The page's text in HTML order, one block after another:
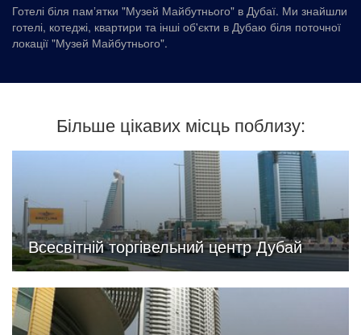
Готелі біля памʼятки "Музей Майбутнього" в Дубаї. Ми знайшли
готелі, котеджі, квартири та інші об'єкти в Дубаю біля поточної
локації "Музей Майбутнього".
Більше цікавих місць поблизу:
Всесвітній торгівельний центр Дубай